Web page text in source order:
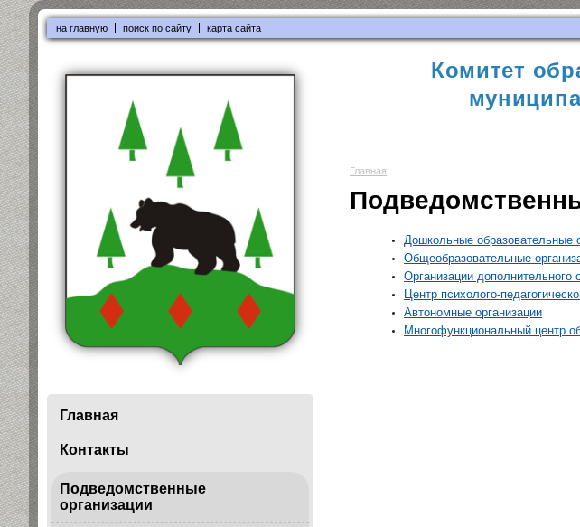
на главную поиск по сайту карта сайта
Главная
Контакты
Подведомственные
организации
Комитет
Главная
Дошкольные образовательные
Общеобразовательные
Организации дополнительного
Центр психолого-
Автономные организации
Многофункциональный центр